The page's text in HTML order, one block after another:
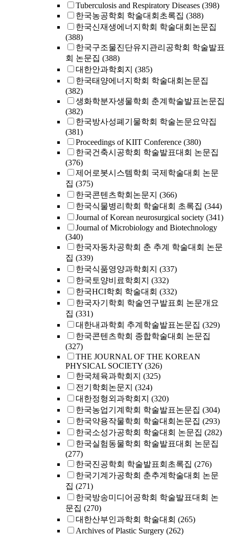
Tuberculosis and Respiratory Diseases (398)
한국농공학회 학술대회초록집 (388)
한국신재생에너지학회 학술대회논문집
(388)
한국구조물진단유지관리공학회 학술발표
회 논문집 (388)
대한안과학회지 (385)
한국태양에너지학회 학술대회논문집
(382)
생화학분자생물학회 춘계학술발표논문집
(382)
한국방사성폐기물학회 학술논문요약집
(381)
Proceedings of KIIT Conference (380)
한국건축시공학회 학술발표대회 논문집
(376)
제어로봇시스템학회 국제학술대회 논문
집 (375)
한국콘텐츠학회논문지 (366)
한국식물병리학회 학술대회 초록집 (344)
Journal of Korean neurosurgical society (341)
Journal of Microbiology and Biotechnology
(340)
한국자동차공학회 춘 추계 학술대회 논문
집 (339)
한국식품영양과학회지 (337)
한국토양비료학회지 (332)
한국HCI학회 학술대회 (332)
한국자기학회 학술연구발표회 논문개요
집 (331)
대한내과학회 추계학술발표논문집 (329)
한국콘텐츠학회 종합학술대회 논문집
(327)
THE JOURNAL OF THE KOREAN
PHYSICAL SOCIETY (326)
한국체육과학회지 (325)
전기학회논문지 (324)
대한정형외과학회지 (320)
한국농업기계학회 학술발표논문집 (304)
한국약용작물학회 학술대회논문집 (293)
한국소성가공학회 학술대회 논문집 (282)
한국실험동물학회 학술발표대회 논문집
(277)
한국진공학회 학술발표회초록집 (276)
한국기계가공학회 춘추계학술대회 논문
집 (271)
한국방송미디어공학회 학술발표대회 논
문집 (270)
대한산부인과학회 학술대회 (265)
Archives of Plastic Surgery (262)